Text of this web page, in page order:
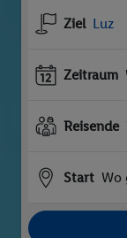
Ziel Luz
Zeitraum
Reisende
Start Wo